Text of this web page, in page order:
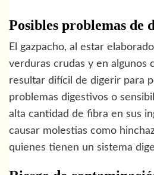
Posibles problemas de
El gazpacho, al estar
verduras crudas y en algunos
resultar difícil de digerir para
problemas digestivos o
alta cantidad de fibra en sus
causar molestias como
quienes tienen un sistema